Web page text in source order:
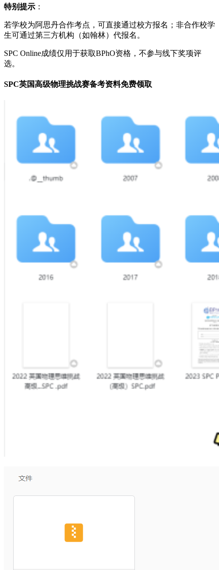
特别提示 ：
若学校为阿思丹合作考点，可直接通过校方报名；非合作校学
生可通过第三方机构（如翰林）代报名。
SPC Online成绩仅用于获取BPhO资格，不参与线下奖项评
选。
SPC英国高级物理挑战赛备考资料免费领取